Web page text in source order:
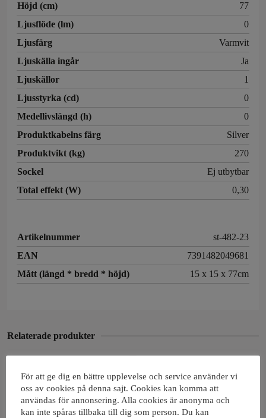
Höjd (cm)
77
Ljusflöde (lm)
0
Ljusfärg
Varmvit
Ljuskälla ingår
Ja
Ljuskällor
1
Ljusstyrka (cd)
0
Medellivslängd (h)
0
Produktkabelns färg
Silver
Produktvikt (kg)
270
Sockel
Ej utbytbar
Total effekt (W)
0,30
Artikelnummer
st-482-23
EAN
7391482049681
Mått (längd * bredd * höjd)
15 x 15 x 77cm
Relaterade produkter
För att ge dig en bättre upplevelse och service använder vi
oss av cookies på denna sajt. Cookies kan komma att
användas för annonsering. Alla cookies är anonyma och
kan inte spåras tillbaka till dig som person. Du kan